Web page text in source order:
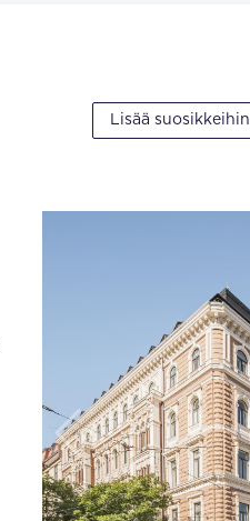
Lisää suosikkeihin